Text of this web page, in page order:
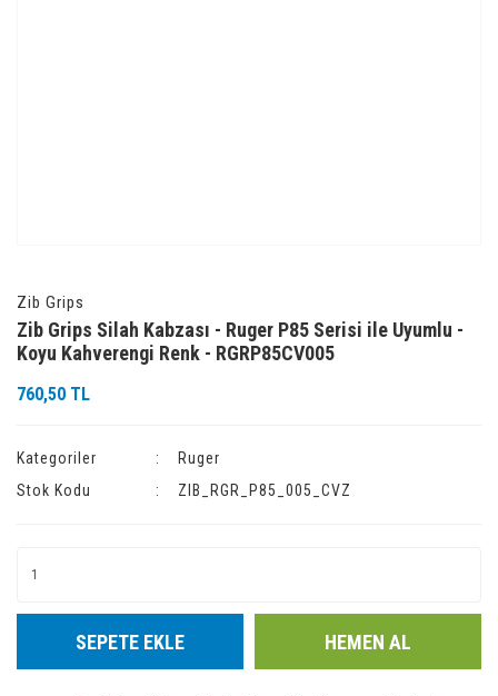
Zib Grips
Zib Grips Silah Kabzası - Ruger P85 Serisi ile Uyumlu -
Koyu Kahverengi Renk - RGRP85CV005
760,50 TL
Kategoriler
Ruger
Stok Kodu
ZIB_RGR_P85_005_CVZ
SEPETE EKLE HEMEN AL